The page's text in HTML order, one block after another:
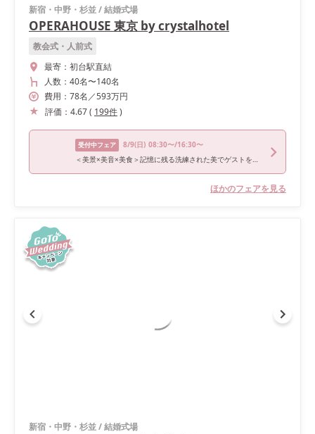
新宿・中野・杉並/結婚式場
OPERAHOUSE 東京 by crystalhotel
教会式・人前式
最寄： 初台駅直結
人数： 40名〜140名
費用： 78名 ／593万円
評価： 4.67( 199件)
受付中フェア 8/9(日) 08:30〜/16:30〜
＜美景×美音×美食＞記憶に残る洗練された美でゲストをおもてなし*Amazon1万&前撮り*MAX120万優待*黒毛和牛4万試食付きBIGフェア
ほかのフェアを見る
新宿・中野・杉並/結婚式場